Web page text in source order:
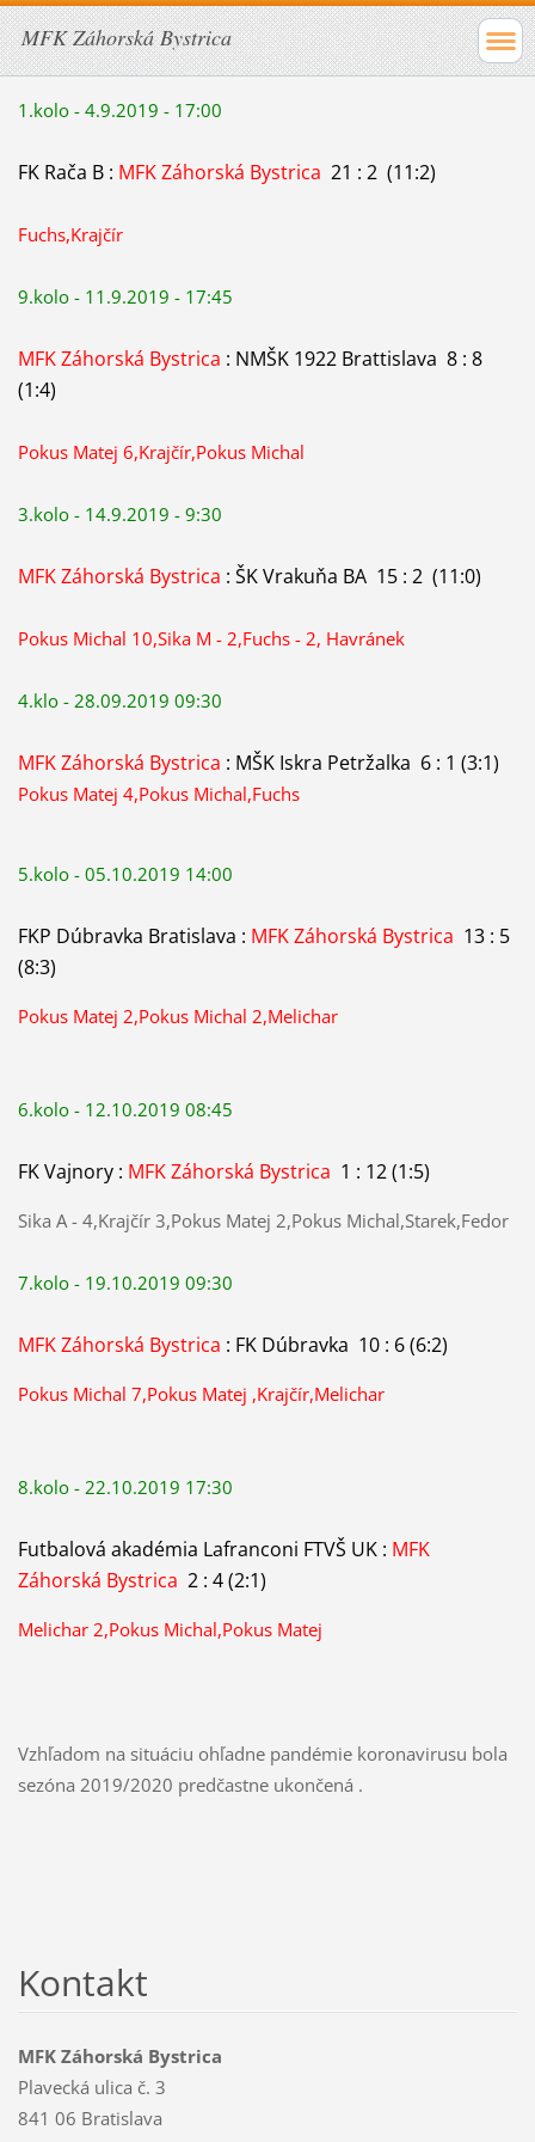
MFK Záhorská Bystrica
1.kolo - 4.9.2019 - 17:00
FK Rača B : MFK Záhorská Bystrica 21 : 2 (11:2)
Fuchs,Krajčír
9.kolo - 11.9.2019 - 17:45
MFK Záhorská Bystrica : NMŠK 1922 Brattislava 8 : 8
(1:4)
Pokus Matej 6,Krajčír,Pokus Michal
3.kolo - 14.9.2019 - 9:30
MFK Záhorská Bystrica : ŠK Vrakuňa BA 15 : 2 (11:0)
Pokus Michal 10,Sika M - 2,Fuchs - 2, Havránek
4.klo - 28.09.2019 09:30
MFK Záhorská Bystrica : MŠK Iskra Petržalka 6 : 1 (3:1)
Pokus Matej 4,Pokus Michal,Fuchs
5.kolo - 05.10.2019 14:00
FKP Dúbravka Bratislava : MFK Záhorská Bystrica 13 : 5
(8:3)
Pokus Matej 2,Pokus Michal 2,Melichar
6.kolo - 12.10.2019 08:45
FK Vajnory : MFK Záhorská Bystrica 1 : 12 (1:5)
Sika A - 4,Krajčír 3,Pokus Matej 2,Pokus Michal,Starek,Fedor
7.kolo - 19.10.2019 09:30
MFK Záhorská Bystrica : FK Dúbravka 10 : 6 (6:2)
Pokus Michal 7,Pokus Matej ,Krajčír,Melichar
8.kolo - 22.10.2019 17:30
Futbalová akadémia Lafranconi FTVŠ UK : MFK
Záhorská Bystrica 2 : 4 (2:1)
Melichar 2,Pokus Michal,Pokus Matej
Vzhľadom na situáciu ohľadne pandémie koronavirusu bola
sezóna 2019/2020 predčastne ukončená .
Kontakt
MFK Záhorská Bystrica
Plavecká ulica č. 3
841 06 Bratislava